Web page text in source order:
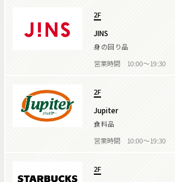
2F
JINS
身の回り品
営業時間 10:00～19:30
2F
Jupiter
食料品
営業時間 10:00～19:30
2F